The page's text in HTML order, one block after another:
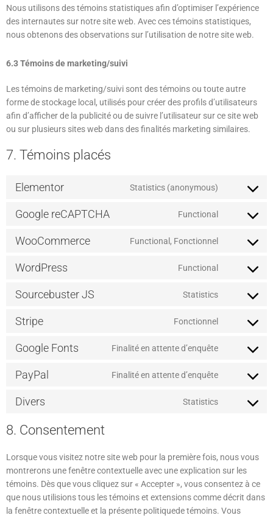
Nous utilisons des témoins statistiques afin d’optimiser l’expérience
des internautes sur notre site web. Avec ces témoins statistiques,
nous obtenons des observations sur l’utilisation de notre site web.
6.3 Témoins de marketing/suivi
Les témoins de marketing/suivi sont des témoins ou toute autre
forme de stockage local, utilisés pour créer des profils d’utilisateurs
afin d’afficher de la publicité ou de suivre l’utilisateur sur ce site web
ou sur plusieurs sites web dans des finalités marketing similaires.
7. Témoins placés
Elementor Statistics (anonymous)
Google reCAPTCHA Functional
WooCommerce Functional, Fonctionnel
WordPress Functional
Sourcebuster JS Statistics
Stripe Fonctionnel
Google Fonts Finalité en attente d’enquête
PayPal Finalité en attente d’enquête
Divers Statistics
8. Consentement
Lorsque vous visitez notre site web pour la première fois, nous vous
montrerons une fenêtre contextuelle avec une explication sur les
témoins. Dès que vous cliquez sur « Accepter », vous consentez à ce
que nous utilisions tous les témoins et extensions comme décrit dans
la fenêtre contextuelle et la présente politiquede témoins. Vous